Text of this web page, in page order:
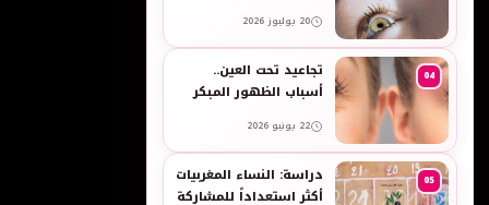
المضيقة للأوعية
20 يوليوز 2026
04
تجاعيد تحت العين..
أسباب الظهور المبكر
بالبشرة الحساسة -
taroudant press
22 يونيو 2026
05
دراسة: النساء المغربيات
أكثر استعداداً للمشاركة